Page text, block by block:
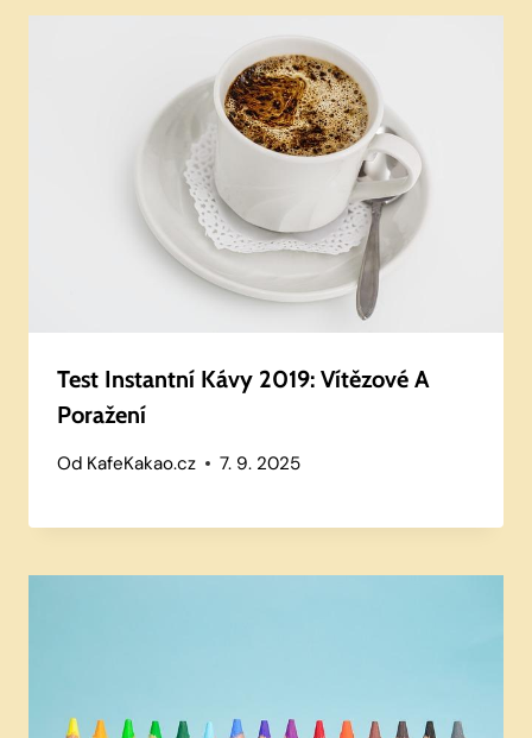
Test Instantní Kávy 2019: Vítězové A
Poražení
Od KafeKakao.cz 7. 9. 2025